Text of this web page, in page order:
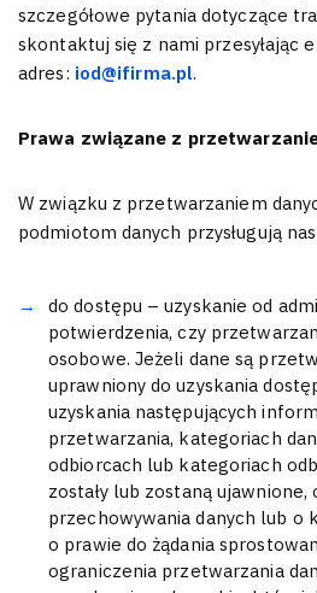
szczegółowe pytania dotyczące
skontaktuj się z nami przesyłając
adres: iod@ifirma.pl.
Prawa związane z
W związku z przetwarzaniem
podmiotom danych przysługują
do dostępu – uzyskanie od
potwierdzenia, czy
osobowe. Jeżeli dane są
uprawniony do uzyskania
uzyskania następujących
przetwarzania, kategoriach
odbiorcach lub kategoriach
zostały lub zostaną ujawnione,
przechowywania danych lub o
o prawie do żądania
ograniczenia przetwarzania